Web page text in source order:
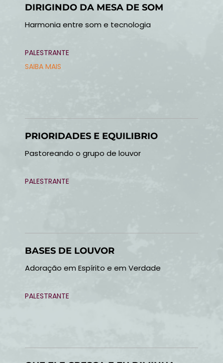
DIRIGINDO DA MESA DE SOM
Harmonia entre som e tecnologia
PALESTRANTE
SAIBA MAIS
PRIORIDADES E EQUILIBRIO
Pastoreando o grupo de louvor
PALESTRANTE
BASES DE LOUVOR
Adoração em Espírito e em Verdade
PALESTRANTE